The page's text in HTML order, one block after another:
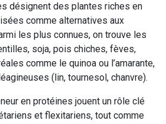
désignent des plantes riches en
comme alternatives aux
les plus connues, on trouve les
soja, pois chiches, fèves,
comme le quinoa ou l’amarante,
(lin, tournesol, chanvre).
en protéines jouent un rôle clé
et flexitariens, tout comme